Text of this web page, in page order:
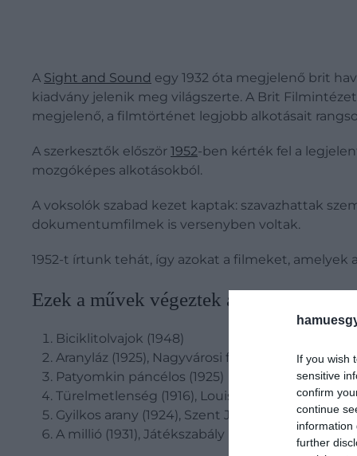
If you wish
sensitive
confirm
continue
information
further
A Sight and Sound egy 1932 óta megjelenő brit
kiadvány jelenik meg világszerte. A Brit
megjelenő, a filmtörténet legjobb alkotásait
A szerkesztők először 1952-ben kérték fel a
mozgóképes alkotásokból.
A voksolók szabad kezet kaptak: szavazhattak
dokumentumfilmek is versenyben voltak.
1952-t írtunk tehát, így azokat a filmeket, amelyek
Ezek a művek végeztek a top 10-ben az
Biciklitolvajok (1948)
Aranyláz (1925), Nagyvárosi fények (1931) –
Patyomkin páncélos (1925)
Türelmetlenség (1916), Louisianai történet
Gyilkos arany (1924), Szent Johanna – Jeanne
A millió (1931), Játékszabály (1939), Késői